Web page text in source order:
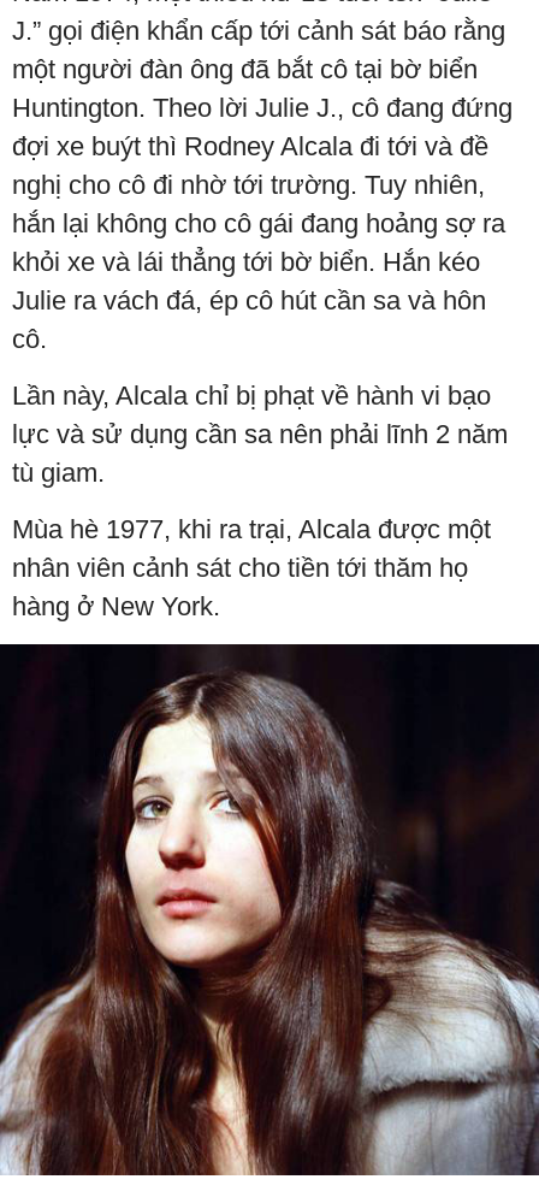
J.” gọi điện khẩn cấp tới cảnh sát báo rằng
một người đàn ông đã bắt cô tại bờ biển
Huntington. Theo lời Julie J., cô đang đứng
đợi xe buýt thì Rodney Alcala đi tới và đề
nghị cho cô đi nhờ tới trường. Tuy nhiên,
hắn lại không cho cô gái đang hoảng sợ ra
khỏi xe và lái thẳng tới bờ biển. Hắn kéo
Julie ra vách đá, ép cô hút cần sa và hôn
cô.
Lần này, Alcala chỉ bị phạt về hành vi bạo
lực và sử dụng cần sa nên phải lĩnh 2 năm
tù giam.
Mùa hè 1977, khi ra trại, Alcala được một
nhân viên cảnh sát cho tiền tới thăm họ
hàng ở New York.